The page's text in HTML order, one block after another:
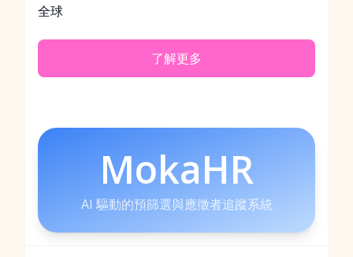
全球
了解更多
MokaHR
AI 驅動的預篩選與應徵者追蹤系統